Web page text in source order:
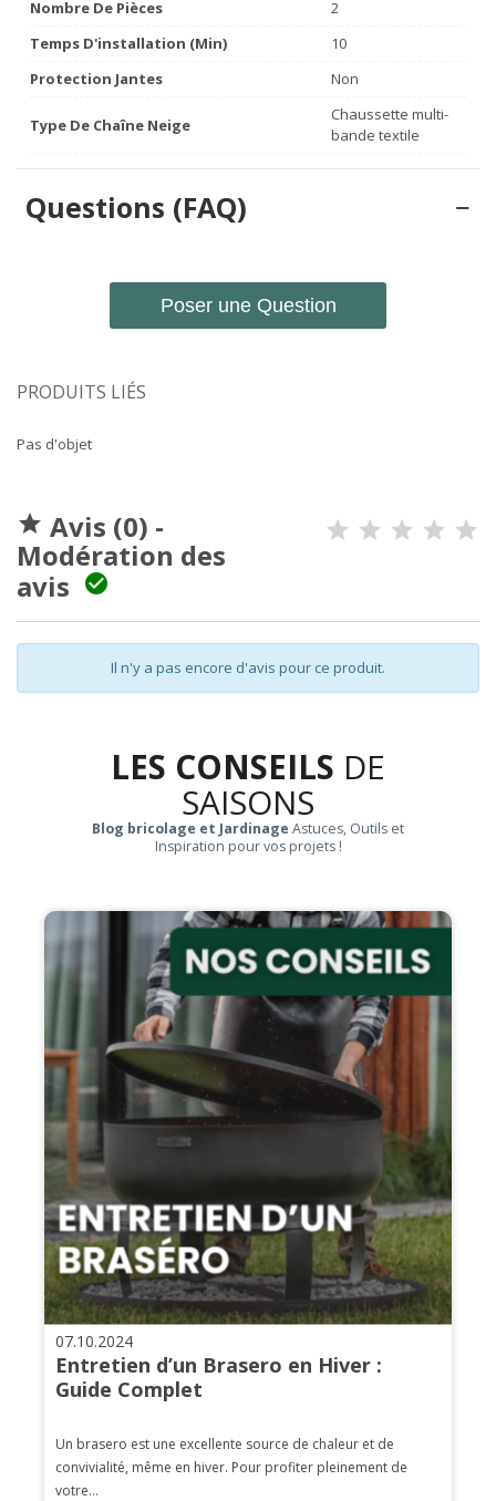
Nombre De Pièces
2
Temps D'installation (min)
10
Protection Jantes
Non
Type De Chaîne Neige
Chaussette multi-
bande textile
Questions (FAQ)
Poser une Question
PRODUITS LIÉS
Pas d'objet
 Avis (0) -
Modération des
avis

Il n'y a pas encore d'avis pour ce produit.
LES CONSEILS DE
SAISONS
Blog bricolage et Jardinage Astuces, Outils et
Inspiration pour vos projets !
07.10.2024
Entretien d’un Brasero en Hiver :
Guide Complet
Un brasero est une excellente source de chaleur et de
convivialité, même en hiver. Pour profiter pleinement de
votre...